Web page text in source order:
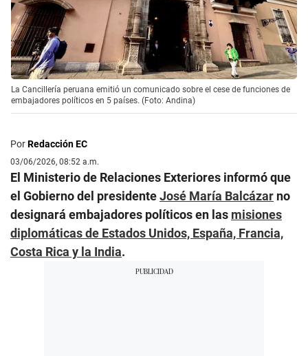
La Cancillería peruana emitió un comunicado sobre el cese de funciones de
embajadores políticos en 5 países. (Foto: Andina)
PorRedacción EC
03/06/2026, 08:52 a.m.
El Ministerio de Relaciones Exteriores informó que
el Gobierno del presidenteJosé María Balcázar no
designará embajadores políticos en las misiones
diplomáticas de Estados Unidos, España, Francia,
Costa Rica y la India.